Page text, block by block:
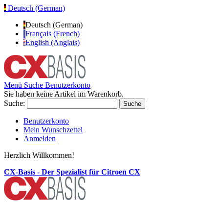
Deutsch (German)
Deutsch (German)
Français (French)
English (Anglais)
Menü Suche Benutzerkonto
Sie haben keine Artikel im Warenkorb.
Suche:
Suche
Benutzerkonto
Mein Wunschzettel
Anmelden
Herzlich Willkommen!
CX-Basis - Der Spezialist für Citroen CX